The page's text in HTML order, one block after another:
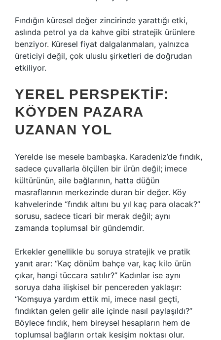
Fındığın küresel değer zincirinde yarattığı etki,
aslında petrol ya da kahve gibi stratejik ürünlere
benziyor. Küresel fiyat dalgalanmaları, yalnızca
üreticiyi değil, çok uluslu şirketleri de doğrudan
etkiliyor.
YEREL PERSPEKTIF:
KÖYDEN PAZARA
UZANAN YOL
Yerelde ise mesele bambaşka. Karadeniz’de fındık,
sadece çuvallarla ölçülen bir ürün değil; imece
kültürünün, aile bağlarının, hatta düğün
masraflarının merkezinde duran bir değer. Köy
kahvelerinde “fındık altını bu yıl kaç para olacak?”
sorusu, sadece ticari bir merak değil; aynı
zamanda toplumsal bir gündemdir.
Erkekler genellikle bu soruya stratejik ve pratik
yanıt arar: “Kaç dönüm bahçe var, kaç kilo ürün
çıkar, hangi tüccara satılır?” Kadınlar ise aynı
soruya daha ilişkisel bir pencereden yaklaşır:
“Komşuya yardım ettik mi, imece nasıl geçti,
fındıktan gelen gelir aile içinde nasıl paylaşıldı?”
Böylece fındık, hem bireysel hesapların hem de
toplumsal bağların ortak kesişim noktası olur.